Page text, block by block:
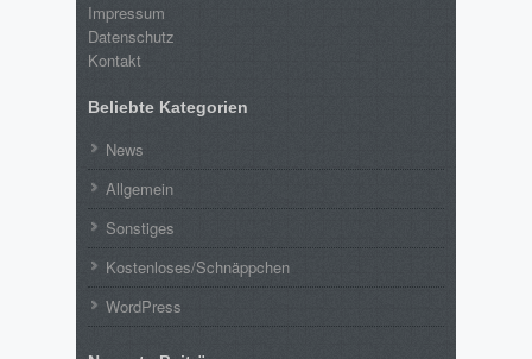
Impressum
Datenschutz
Kontakt
Beliebte Kategorien
News
Allgemein
Sonstiges
Kostenloses/Schnäppchen
WordPress